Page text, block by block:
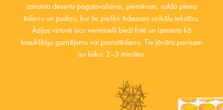
izmanto desertu pagatavošanai, piemēram, saldo piena
ēdienu un pudiņu, kur tie piešķir ēdienam unikālu tekstūru.
Āzijas virtuvē īsos vermicelli bieži fritē un izmanto kā
kraukšķīgu garnējumu vai pamatēdienu. Tie jāvāra pavisam
īsu laiku: 2–3 minūtes.